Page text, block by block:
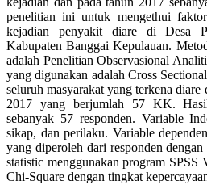
penelitian ini untuk mengethui
kejadian penyakit diare di Desa
Kabupaten Banggai Kepulauan.
adalah Penelitian Observasional
yang digunakan adalah Cross
seluruh masyarakat yang terkena diare
2017 yang berjumlah 57 KK.
sebanyak 57 responden. Variable
sikap, dan perilaku. Variable
yang diperoleh dari responden
statistic menggunakan program
Chi-Square dengan tingkat